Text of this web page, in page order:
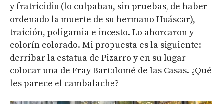
y fratricidio (lo culpaban, sin pruebas, de haber
ordenado la muerte de su hermano Huáscar),
traición, poligamia e incesto. Lo ahorcaron y
colorín colorado. Mi propuesta es la siguiente:
derribar la estatua de Pizarro y en su lugar
colocar una de Fray Bartolomé de las Casas. ¿Qué
les parece el cambalache?